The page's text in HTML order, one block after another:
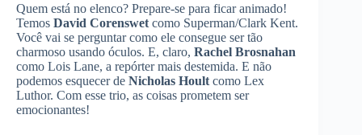
Quem está no elenco? Prepare-se para ficar animado!
Temos David Corenswet como Superman/Clark Kent.
Você vai se perguntar como ele consegue ser tão
charmoso usando óculos. E, claro, Rachel Brosnahan
como Lois Lane, a repórter mais destemida. E não
podemos esquecer de Nicholas Hoult como Lex
Luthor. Com esse trio, as coisas prometem ser
emocionantes!